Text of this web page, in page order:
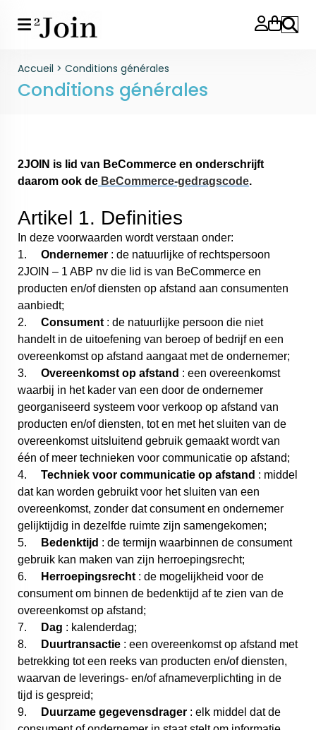
Accueil > Conditions générales
Conditions générales
2JOIN is lid van BeCommerce en onderschrijft
daarom ook de BeCommerce-gedragscode.
Artikel 1. Definities
In deze voorwaarden wordt verstaan onder:
1.
Ondernemer : de natuurlijke of rechtspersoon
2JOIN – 1 ABP nv die lid is van BeCommerce en
producten en/of diensten op afstand aan consumenten
aanbiedt;
2.
Consument : de natuurlijke persoon die niet
handelt in de uitoefening van beroep of bedrijf en een
overeenkomst op afstand aangaat met de ondernemer;
3.
Overeenkomst op afstand : een overeenkomst
waarbij in het kader van een door de ondernemer
georganiseerd systeem voor verkoop op afstand van
producten en/of diensten, tot en met het sluiten van de
overeenkomst uitsluitend gebruik gemaakt wordt van
één of meer technieken voor communicatie op afstand;
4.
Techniek voor communicatie op afstand : middel
dat kan worden gebruikt voor het sluiten van een
overeenkomst, zonder dat consument en ondernemer
gelijktijdig in dezelfde ruimte zijn samengekomen;
5.
Bedenktijd : de termijn waarbinnen de consument
gebruik kan maken van zijn herroepingsrecht;
6.
Herroepingsrecht : de mogelijkheid voor de
consument om binnen de bedenktijd af te zien van de
overeenkomst op afstand;
7.
Dag : kalenderdag;
8.
Duurtransactie : een overeenkomst op afstand met
betrekking tot een reeks van producten en/of diensten,
waarvan de leverings- en/of afnameverplichting in de
tijd is gespreid;
9.
Duurzame gegevensdrager : elk middel dat de